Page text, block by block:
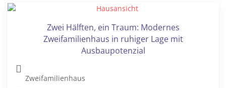
Zwei Hälften, ein Traum: Modernes
Zweifamilienhaus in ruhiger Lage mit
Ausbaupotenzial
Zweifamilienhaus